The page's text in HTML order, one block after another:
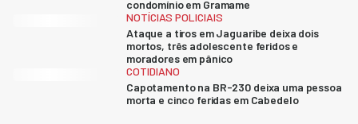
condomínio em Gramame
NOTÍCIAS POLICIAIS
Ataque a tiros em Jaguaribe deixa dois
mortos, três adolescente feridos e
moradores em pânico
COTIDIANO
Capotamento na BR-230 deixa uma pessoa
morta e cinco feridas em Cabedelo